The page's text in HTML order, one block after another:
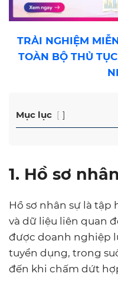
TRẢI NGHIỆM
TOÀN BỘ THỦ
Mục lục
1. Hồ sơ
Hồ sơ nhân sự là
và dữ liệu liên quan
được doanh nghiệp
tuyển dụng, trong
đến khi chấm dứt